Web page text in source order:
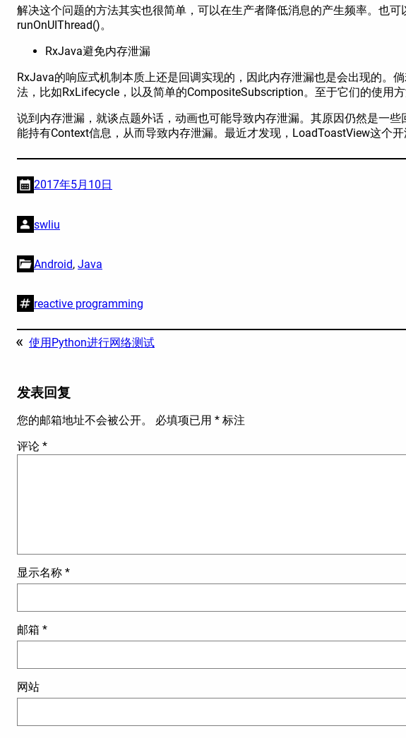
解决这个问题的方法其实也很简单，可以在生产者降低消息的产生频率。也
runOnUIThread()。
RxJava避免内存泄漏
RxJava的响应式机制本质上还是回调实现的，因此内存泄漏也是会出现的。
法，比如RxLifecycle，以及简单的CompositeSubscription。至于它们的使用
说到内存泄漏，就谈点题外话，动画也可能导致内存泄漏。其原因仍然是一
能持有Context信息，从而导致内存泄漏。最近才发现，LoadToastView这个
2017年5月10日
swliu
Android, Java
reactive programming
« 使用Python进行网络测试
发表回复
您的邮箱地址不会被公开。 必填项已用 * 标注
评论 *
显示名称 *
邮箱 *
网站